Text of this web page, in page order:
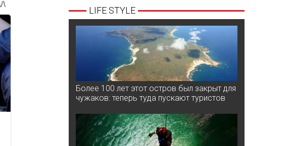
LIFE STYLE
Более 100 лет этот остров был закрыт для
чужаков: теперь туда пускают туристов